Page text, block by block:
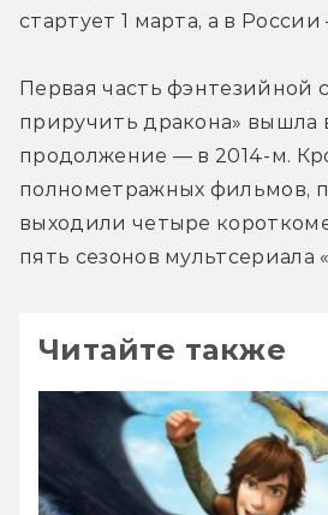
стартует 1 марта, а в
Первая часть фэнтезийной
приручить дракона» вышла
продолжение — в 2014-м.
полнометражных фильмов,
выходили четыре
пять сезонов мультсериала
Читайте также